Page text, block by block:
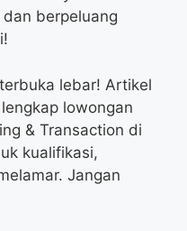
berpeluang
lebar! Artikel
lowongan
& Transaction di
kualifikasi,
Jangan